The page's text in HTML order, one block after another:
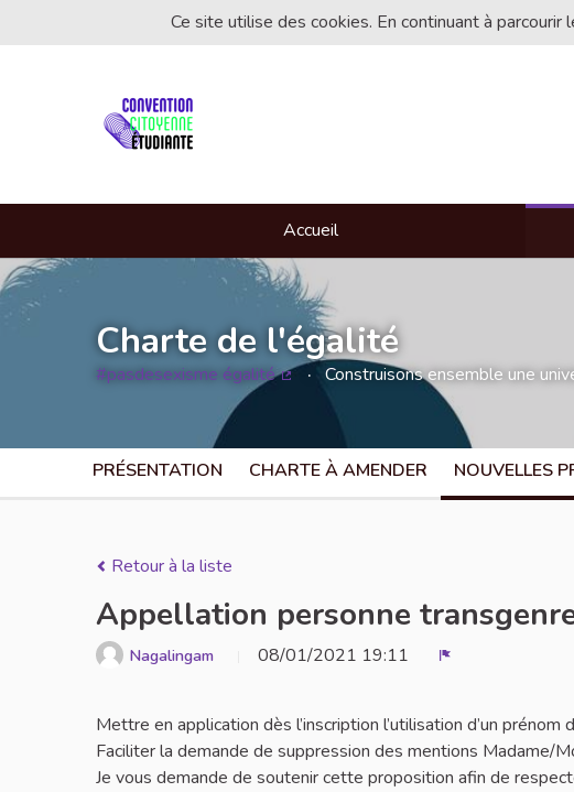
Ce site utilise des cookies. En continuant à
Accueil
Charte de l'égalité
#pasdesexisme égalité Construisons ensemble une
PRÉSENTATION CHARTE À AMENDER NOUVELLES
Retour à la liste
Appellation personne
Nagalingam 08/01/2021 19:11
Mettre en application dès l’inscription l’utilisation d’un
Faciliter la demande de suppression des mentions Madame/
Je vous demande de soutenir cette proposition afin de